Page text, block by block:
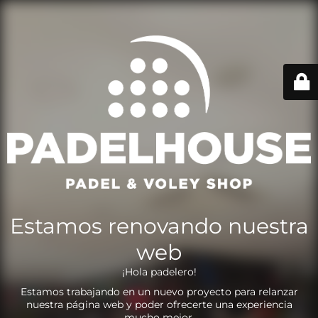
Estamos renovando nuestra
web
¡Hola padelero!
Estamos trabajando en un nuevo proyecto para relanzar
nuestra página web y poder ofrecerte una experiencia